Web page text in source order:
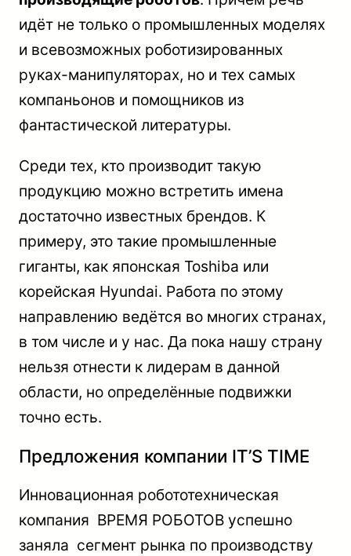
идёт не только о промышленных моделях
и всевозможных роботизированных
руках-манипуляторах, но и тех самых
компаньонов и помощников из
фантастической литературы.
Среди тех, кто производит такую
продукцию можно встретить имена
достаточно известных брендов. К
примеру, это такие промышленные
гиганты, как японская Toshiba или
корейская Hyundai. Работа по этому
направлению ведётся во многих странах,
в том числе и у нас. Да пока нашу страну
нельзя отнести к лидерам в данной
области, но определённые подвижки
точно есть.
Предложения компании IT’S TIME
Инновационная робототехническая
компания ВРЕМЯ РОБОТОВ успешно
заняла сегмент рынка по производству